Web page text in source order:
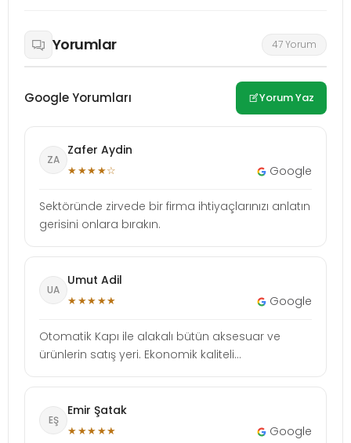
Yorumlar 47 Yorum
Google Yorumları Yorum Yaz
ZA
Zafer Aydin
★★★★☆ Google
Sektöründe zirvede bir firma ihtiyaçlarınızı anlatın
gerisini onlara bırakın.
UA
Umut Adil
★★★★★ Google
Otomatik Kapı ile alakalı bütün aksesuar ve
ürünlerin satış yeri. Ekonomik kaliteli...
EŞ
Emir Şatak
★★★★★ Google